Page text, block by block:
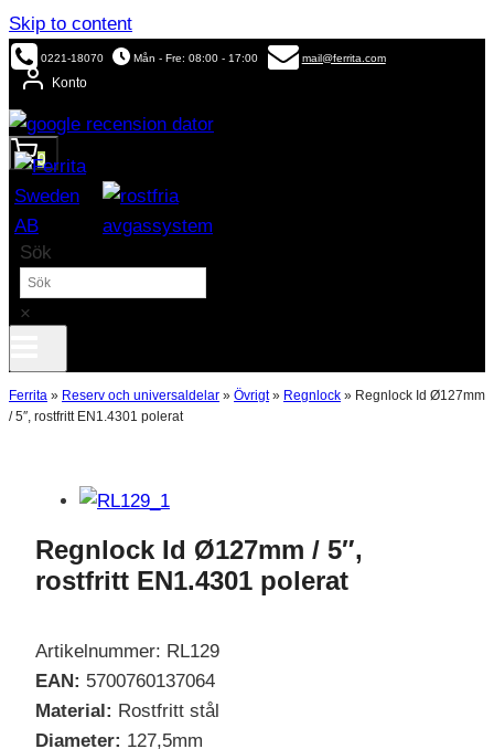
Skip to content
0221-18070 Mån - Fre: 08:00 - 17:00 mail@ferrita.com
Konto
0
Sök
×
Ferrita » Reserv och universaldelar » Övrigt» Regnlock » Regnlock Id Ø127mm
/ 5″, rostfritt EN1.4301 polerat
Regnlock Id Ø127mm / 5″,
rostfritt EN1.4301 polerat
Artikelnummer: RL129
EAN: 5700760137064
Material: Rostfritt stål
Diameter: 127,5mm